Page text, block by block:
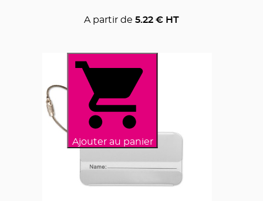
A partir de 5.22 € HT
Ajouter au panier